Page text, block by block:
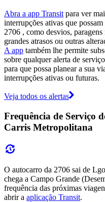
Abra a app Transit para ver
interrupções ativas que
2706 , como desvios,
grandes atrasos ou outras
A app também lhe permite
sobre qualquer alerta de
para que possa planear a sua
interrupções ativas ou futuras.
Veja todos os alertas
Frequência de Serviço
Carris Metropolitana
O autocarro da 2706 sai de
chega a Campo Grande
frequência das próximas
abrir a aplicação Transit.